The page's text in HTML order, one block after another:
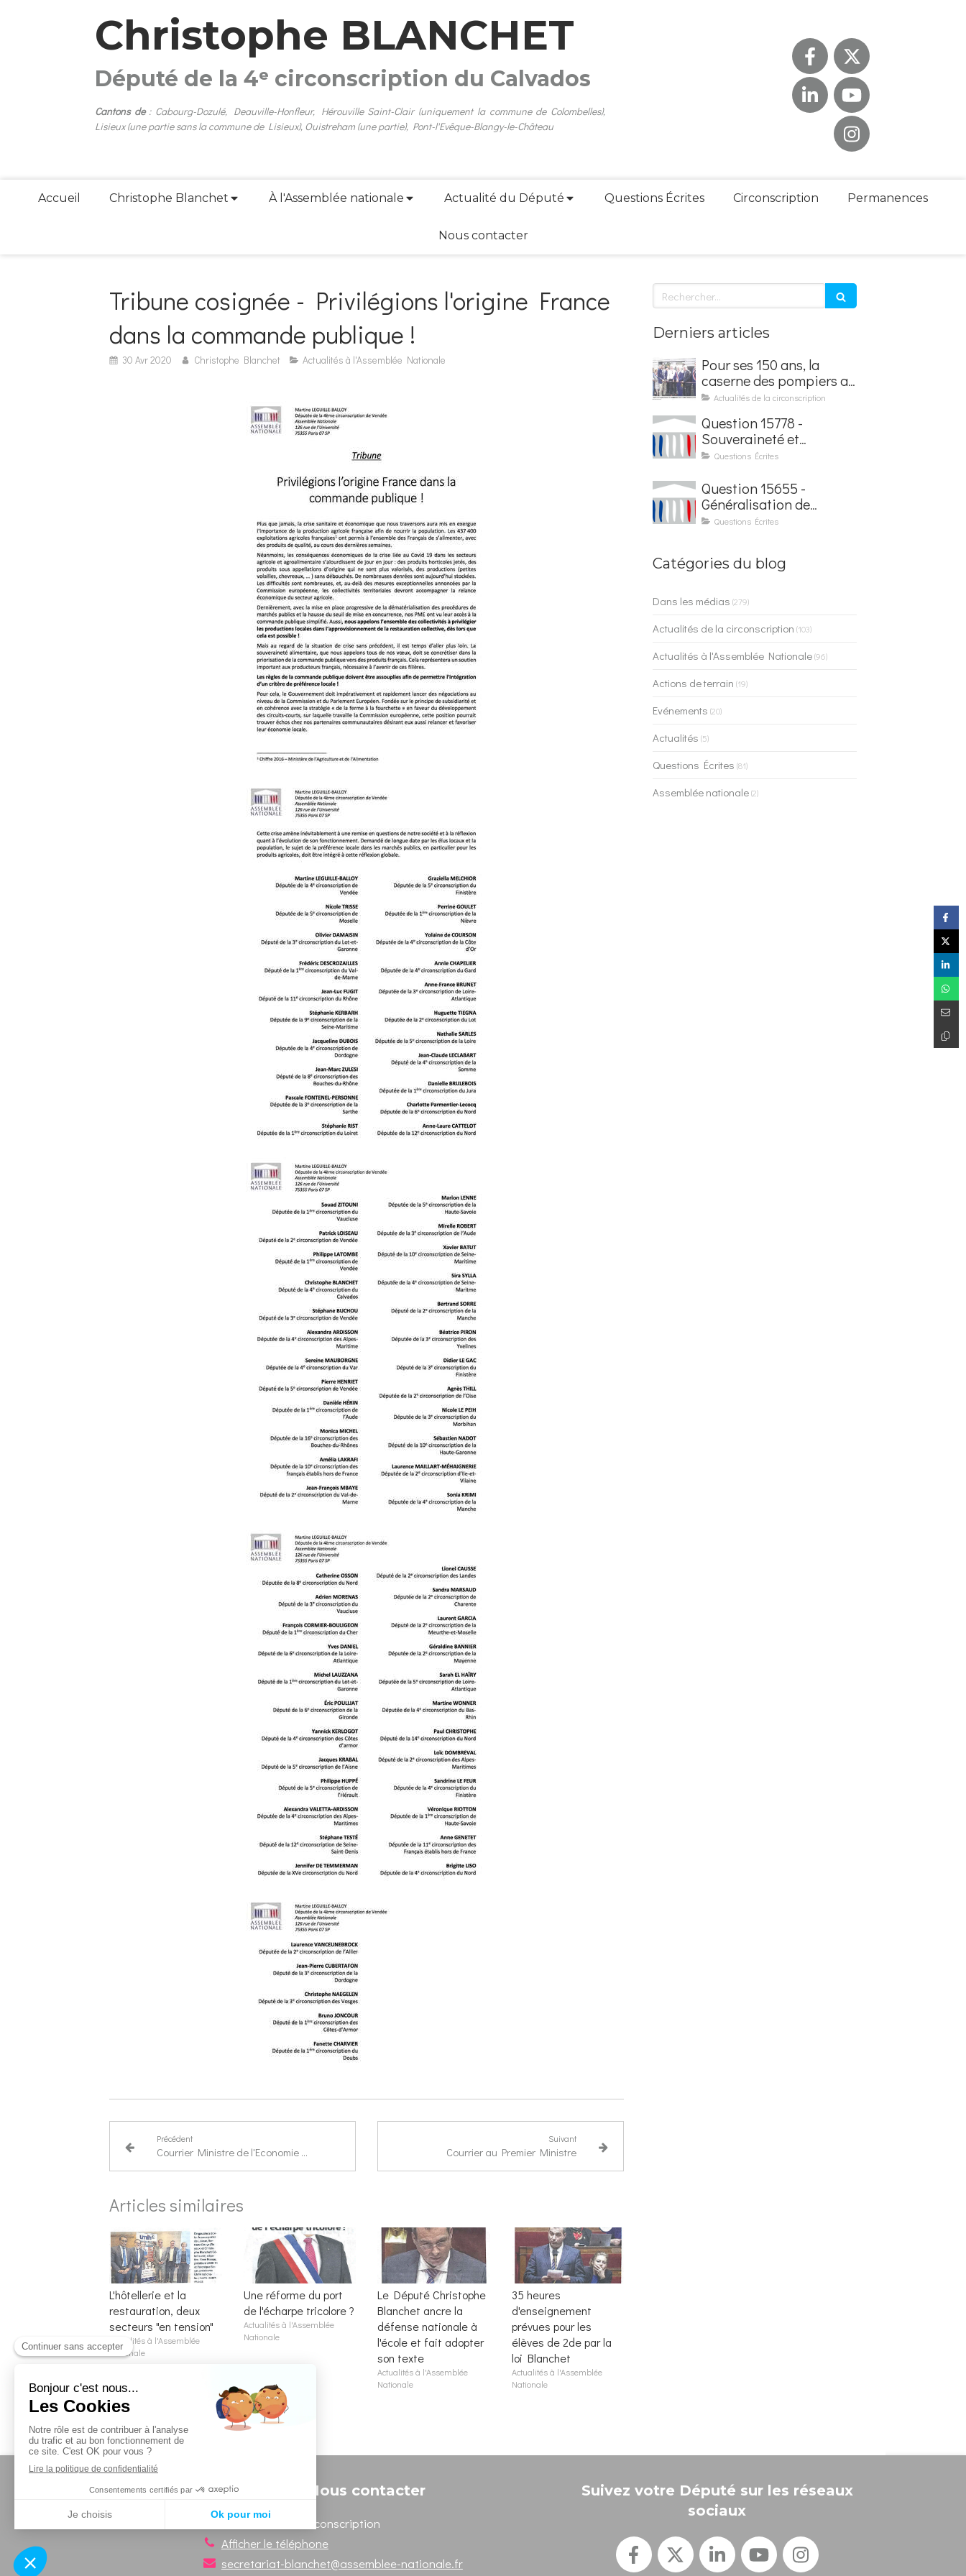
Christophe BLANCHET
Député de la 4ᵉ circonscription du Calvados
Cantons de : Cabourg-Dozulé, Deauville-Honfleur, Hérouville Saint-Clair (uniquement la commune de Colombelles),
Lisieux (une partie sans la commune de Lisieux), Ouistreham (une partie), Pont-l'Evêque-Blangy-le-Château
Accueil Christophe Blanchet À l'Assemblée nationale Actualité du Député Questions Écrites Circonscription Permanences
Nous contacter
Tribune cosignée - Privilégions l'origine France
dans la commande publique !
30 Avr 2020 Christophe Blanchet Actualités à l'Assemblée Nationale
Précédent
Courrier Ministre de l'Economie et des Finances
Suivant
Courrier au Premier Ministre
Articles similaires
L'hôtellerie et la
restauration, deux
secteurs "en tension"
Actualités à l'Assemblée
Nationale
Une réforme du port
de l'écharpe tricolore ?
Actualités à l'Assemblée
Nationale
Le Député Christophe
Blanchet ancre la
défense nationale à
l'école et fait adopter
son texte
Actualités à l'Assemblée
Nationale
35 heures
d'enseignement
prévues pour les
élèves de 2de par la
loi Blanchet
Actualités à l'Assemblée
Nationale
Rechercher
Derniers articles
Pour ses 150 ans, la
caserne des pompiers a
été rénovée et baptisée
Courseaux
Actualités de la circonscription
Question 15778 -
Souveraineté et
sécurisation de la
Questions Écrites
Question 15655 -
Généralisation de
l'application France
Questions Écrites
Catégories du blog
Dans les médias (279)
Actualités de la circonscription (103)
Actualités à l'Assemblée Nationale(96)
Actions de terrain (19)
Evénements (20)
Actualités (5)
Questions Écrites (81)
Assemblée nationale(2)
Nous contacter
Secrétariat en circonscription
Afficher le téléphone
secretariat-blanchet@assemblee-nationale.fr
Suivez votre Député sur les réseaux
sociaux